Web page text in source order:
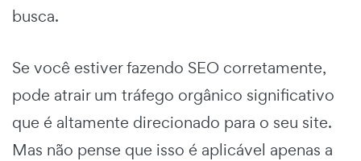
busca.
Se você estiver fazendo SEO corretamente,
pode atrair um tráfego orgânico significativo
que é altamente direcionado para o seu site.
Mas não pense que isso é aplicável apenas a